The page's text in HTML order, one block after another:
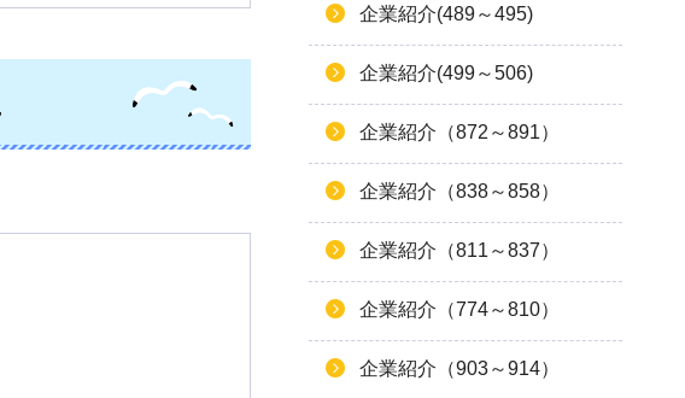
企業紹介(489～495)
企業紹介(499～506)
企業紹介（872～891）
企業紹介（838～858）
企業紹介（811～837）
企業紹介（774～810）
企業紹介（903～914）